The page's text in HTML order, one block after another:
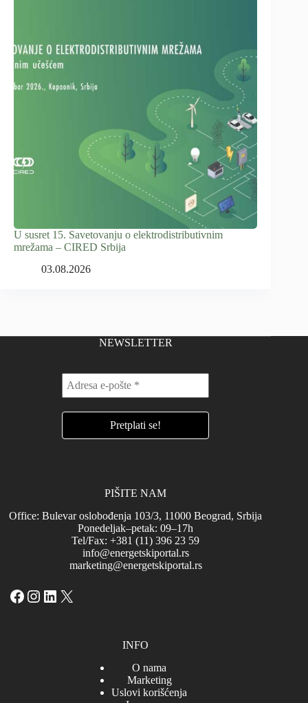
U susret 15. Savetovanju o elektrodistributivnim
mrežama – CIRED Srbija
03.08.2026
NEWSLETTER
PIŠITE NAM
Office: Bulevar oslobođenja 103/3, 11000 Beograd, Srbija
Ponedeljak–petak: 09–17h
Tel/Fax: +381 (11) 396 23 59
info@energetskiportal.rs
marketing@energetskiportal.rs
Facebook
Instagram
LinkedIn
X
INFO
O nama
Marketing
Uslovi korišćenja